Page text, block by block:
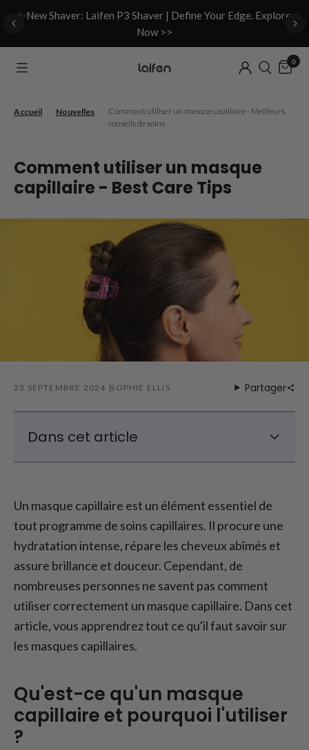
✨New Shaver: Laifen P3 Shaver | Define Your Edge. Explore
Now >>
0
Accueil Nouvelles
Comment utiliser un masque capillaire - Meilleurs
conseils de soins
Comment utiliser un masque
capillaire - Best Care Tips
23 SEPTEMBRE 2024 SOPHIE ELLIS Partager
Dans cet article
Comment utiliser correctement un masque
capillaire
Pourquoi choisir les masques capillaires sans
silicone ?
Quels résultats peut-on attendre d'un
masque capillaire ?
Conclusion - Comment utiliser
correctement un masque capillaire ?
Un masque capillaire est un élément essentiel de
tout programme de soins capillaires. Il procure une
hydratation intense, répare les cheveux abîmés et
assure brillance et douceur. Cependant, de
nombreuses personnes ne savent pas comment
utiliser correctement un masque capillaire. Dans cet
article, vous apprendrez tout ce qu'il faut savoir sur
les masques capillaires.
Qu'est-ce qu'un masque
capillaire et pourquoi l'utiliser
?